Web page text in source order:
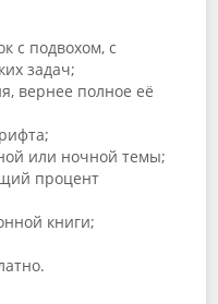
с подвохом, с
задач;
вернее полное её
или ночной темы;
процент
книги;